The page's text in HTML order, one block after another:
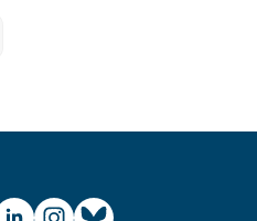
Instagram
Bluesky